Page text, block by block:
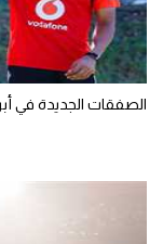
الصفقات الجديدة في